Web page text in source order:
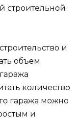
строительной
и
объем
количество
гаража можно
и